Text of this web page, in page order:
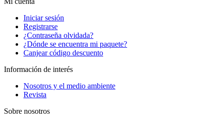
Iniciar sesión
Registrarse
¿Contraseña olvidada?
¿Dónde se encuentra mi paquete?
Canjear código descuento
Información de interés
Nosotros y el medio ambiente
Revista
Sobre nosotros